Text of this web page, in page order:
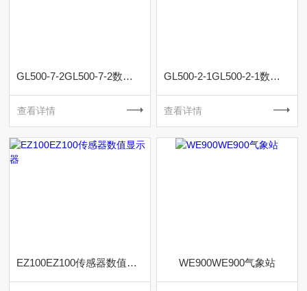
GL500-7-2GL500-7-2数据记录器
查看详情
GL500-2-1GL500-2-1数据记录器
查看详情
EZ100EZ100传感器数值显示器 WE900WE900气象站